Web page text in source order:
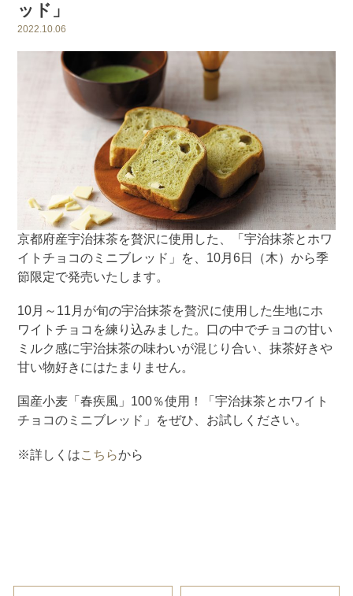
ッド」
2022.10.06
京都府産宇治抹茶を贅沢に使用した、「宇治抹茶とホワ
イトチョコのミニブレッド」を、10月6日（木）から季
節限定で発売いたします。
10月～11月が旬の宇治抹茶を贅沢に使用した生地にホ
ワイトチョコを練り込みました。口の中でチョコの甘い
ミルク感に宇治抹茶の味わいが混じり合い、抹茶好きや
甘い物好きにはたまりません。
国産小麦「春疾風」100％使用！「宇治抹茶とホワイト
チョコのミニブレッド」をぜひ、お試しください。
※詳しくはこちらから